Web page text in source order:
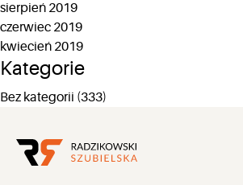
sierpień 2019
czerwiec 2019
kwiecień 2019
Kategorie
Bez kategorii (333)